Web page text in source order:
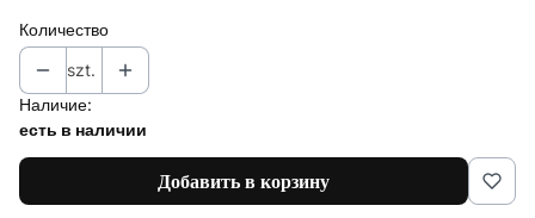
Количество
szt.
Наличие:
есть в наличии
Добавить в корзину